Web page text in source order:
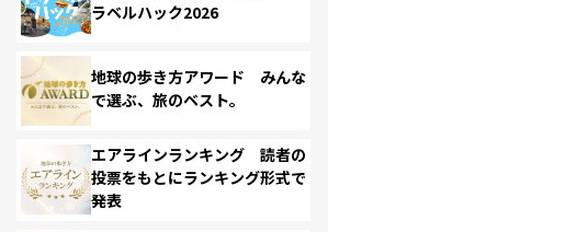
ラベルハック2026
地球の歩き方アワード みんな
で選ぶ、旅のベスト。
エアラインランキング 読者の
投票をもとにランキング形式で
発表